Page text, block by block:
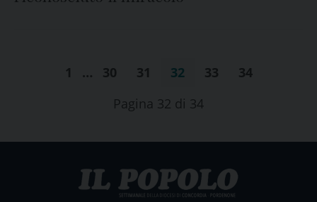
1 … 30 31 32 33
34
Pagina 32 di 34